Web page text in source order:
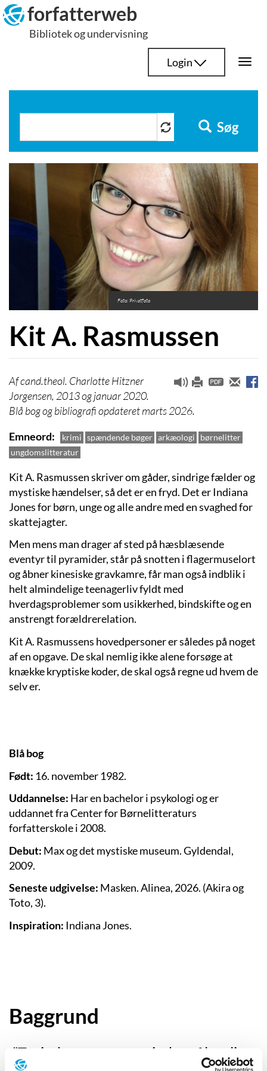
Hop
til
indhold
forfatterweb
Bibliotek og undervisning
Login
Søg
Foto: Privatfoto
Kit A. Rasmussen
cand.theol. Charlotte Hitzner
Jørgensen, 2013 og januar 2020.
Blå bog og bibliografi opdateret marts 2026.
Emneord
krimi spændende bøger arkæologi
børnelitter
ungdomslitteratur
Kit A. Rasmussen skriver om gåder, sindrige fælder og
mystiske hændelser, så det er en fryd. Det er Indiana
Jones for børn, unge og alle andre med en svaghed for
skattejagter.
Men mens man drager af sted på hæsblæsende
eventyr til pyramider, står på snotten i flagermuselort
og åbner kinesiske gravkamre, får man også indblik i
helt almindelige teenagerliv fyldt med
hverdagsproblemer som usikkerhed, bindskifte og en
anstrengt forældrerelation.
Kit A. Rasmussens hovedpersoner er således på noget
af en opgave. De skal nemlig ikke alene forsøge at
knække kryptiske koder, de skal også regne ud hvem de
selv er.
Blå bog
Født: 16. november 1982.
Uddannelse: Har en bachelor i psykologi og er
uddannet fra Center for Børnelitteraturs
forfatterskole i 2008.
Debut: Max og det mystiske museum. Gyldendal,
2009.
Seneste udgivelse: Masken. Alinea, 2026. (Akira og
Toto, 3).
Inspiration: Indiana Jones.
Baggrund
”Tusinder og atter tusinder af lysglimt